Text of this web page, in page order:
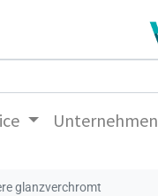
Unternehmen
glanzverchromt